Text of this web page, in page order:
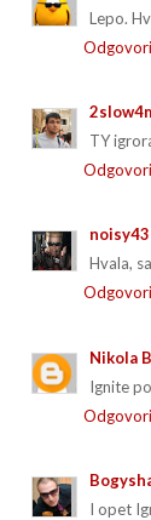
Lepo.
Odgovori
TY
Odgovori
noisy43
Hvala,
Odgovori
Nikola B
Ignite
Odgovori
I opet